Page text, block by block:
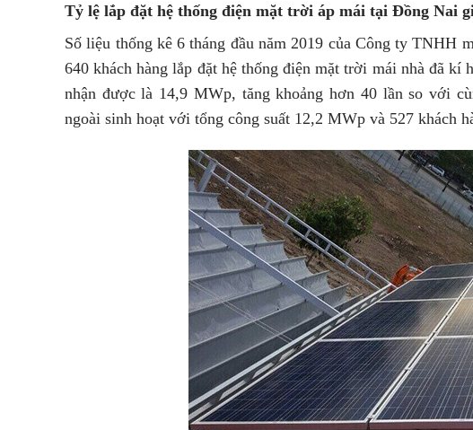
Tỷ lệ lắp đặt hệ thống điện mặt trời áp mái tại Đồng Nai
Số liệu thống kê 6 tháng đầu năm 2019 của Công ty
640 khách hàng lắp đặt hệ thống điện mặt trời mái nhà đã
nhận được là 14,9 MWp, tăng khoảng hơn 40 lần so với
ngoài sinh hoạt với tổng công suất 12,2 MWp và 527 khách